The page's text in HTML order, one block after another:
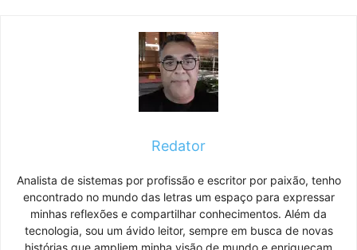
Redator
Analista de sistemas por profissão e escritor por paixão, tenho
encontrado no mundo das letras um espaço para expressar
minhas reflexões e compartilhar conhecimentos. Além da
tecnologia, sou um ávido leitor, sempre em busca de novas
histórias que ampliem minha visão de mundo e enriqueçam